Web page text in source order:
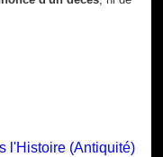
l'Histoire (Antiquité)